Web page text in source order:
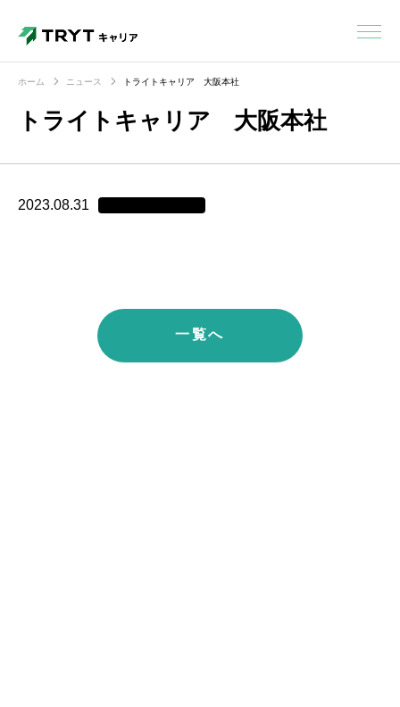
ホーム ニュース トライトキャリア 大阪本社
トライトキャリア 大阪本社
2023.08.31
一覧へ